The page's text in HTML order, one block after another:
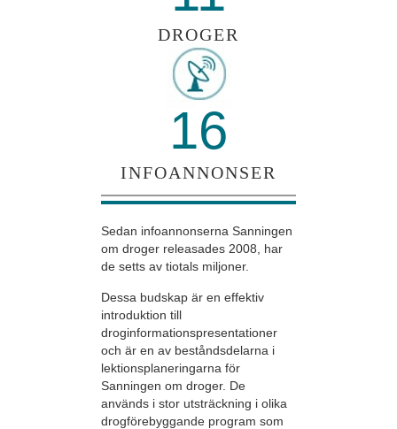
DROGER
16
INFOANNONSER
Sedan infoannonserna Sanningen
om droger releasades 2008, har
de setts av tiotals miljoner.
Dessa budskap är en effektiv
introduktion till
droginformationspresentationer
och är en av beståndsdelarna i
lektionsplaneringarna för
Sanningen om droger. De
används i stor utsträckning i olika
drogförebyggande program som